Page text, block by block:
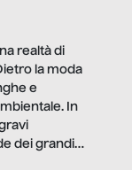
realtà di
la moda
e
In
dei grandi